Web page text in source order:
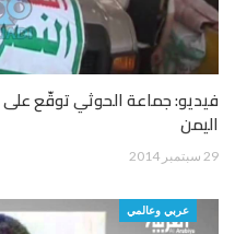
فيديو: جماعة الحوثي توقّع
اليمن
29 سبتمبر 2014
عربي وعالمي